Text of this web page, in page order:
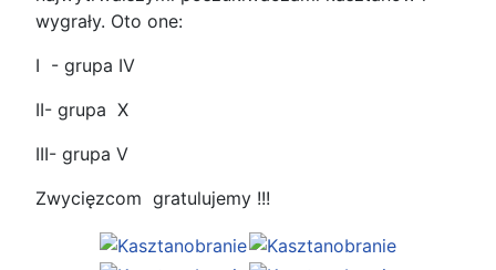
wygrały. Oto one:
I - grupa IV
II- grupa X
III- grupa V
Zwycięzcom gratulujemy !!!